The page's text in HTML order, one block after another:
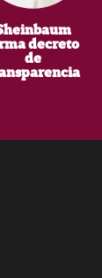
decreto
de